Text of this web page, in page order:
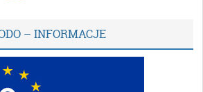
– INFORMACJE